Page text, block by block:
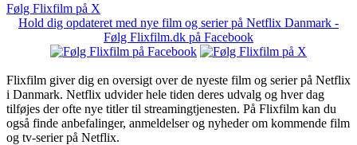
Følg Flixfilm på X
Hold dig opdateret med nye film og serier på Netflix Danmark -
Følg Flixfilm.dk på Facebook
Flixfilm giver dig en oversigt over de nyeste film og serier på Netflix
i Danmark. Netflix udvider hele tiden deres udvalg og hver dag
tilføjes der ofte nye titler til streamingtjenesten. På Flixfilm kan du
også finde anbefalinger, anmeldelser og nyheder om kommende film
og tv-serier på Netflix.